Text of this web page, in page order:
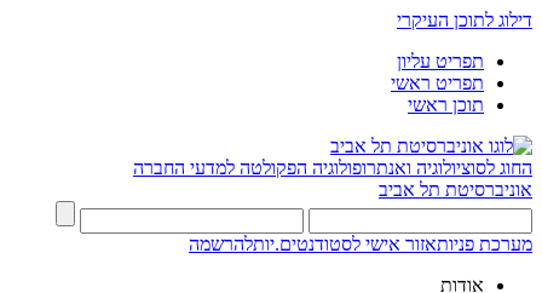
דילוג לתוכן העיקרי
תפריט עליון
תפריט ראשי
תוכן ראשי
החוג לסוציולוגיה ואנתרופולוגיה הפקולטה למדעי החברה
אוניברסיטת תל אביב
מערכת פניותאזור אישי לסטודנטים.יותלהרשמה
אודות